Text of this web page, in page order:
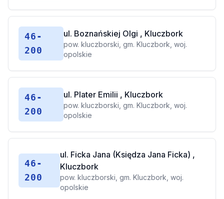
46-
200
ul. Boznańskiej Olgi , Kluczbork
pow. kluczborski, gm. Kluczbork, woj.
opolskie
46-
200
ul. Plater Emilii , Kluczbork
pow. kluczborski, gm. Kluczbork, woj.
opolskie
46-
200
ul. Ficka Jana (Księdza Jana Ficka) ,
Kluczbork
pow. kluczborski, gm. Kluczbork, woj.
opolskie